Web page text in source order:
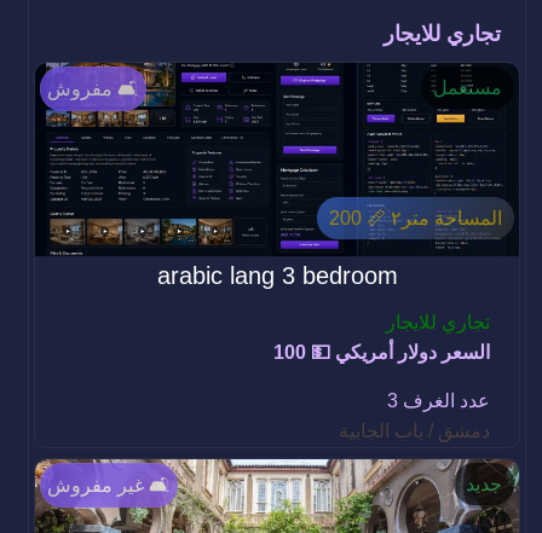
تجاري للايجار
arabic lang 3 bedroom
تجاري للايجار
مفروش 🛋️
السعر دولار أمريكي 💵 100
المساحة متر٢ 📏 200
مستعمل
عدد الغرف 3
دمشق / باب الجابية
غير مفروش 🛋️ جديد